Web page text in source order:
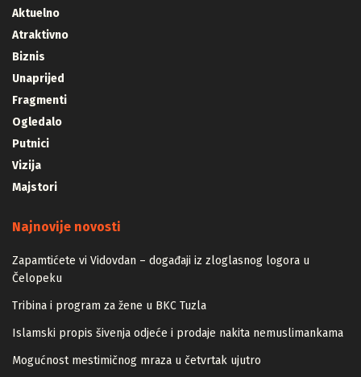
Aktuelno
Atraktivno
Biznis
Unaprijed
Fragmenti
Ogledalo
Putnici
Vizija
Majstori
Najnovije novosti
Zapamtićete vi Vidovdan – događaji iz zloglasnog logora u
Čelopeku
Tribina i program za žene u BKC Tuzla
Islamski propis šivenja odjeće i prodaje nakita nemuslimankama
Mogućnost mestimičnog mraza u četvrtak ujutro